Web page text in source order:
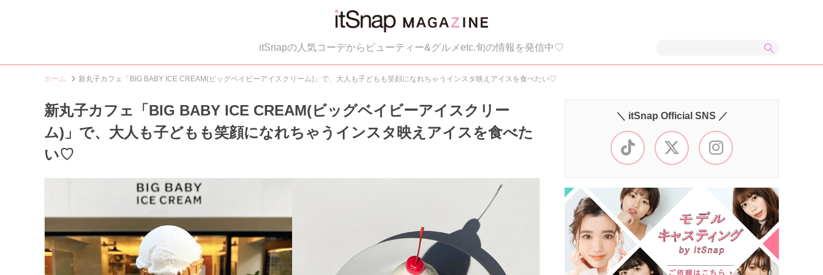
itSnapの人気コーデからビューティー&グルメetc.旬の情報を発信中♡
ホーム 新丸子カフェ「BIG BABY ICE CREAM(ビッグベイビーアイスクリーム)」で、大人も子どもも笑顔になれちゃうインスタ映えアイスを食べたい♡
新丸子カフェ「BIG BABY ICE CREAM(ビッグベイビーアイスクリー
ム)」で、大人も子どもも笑顔になれちゃうインスタ映えアイスを食べた
い♡
＼ itSnap Official SNS ／